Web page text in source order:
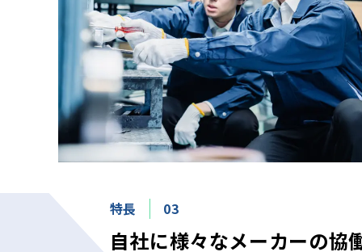
特長 03
自社に様々なメーカーの協